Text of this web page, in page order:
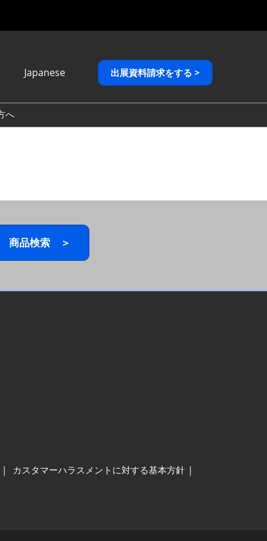
Japanese
體中文
出展資料請求をする >
へ
商品検索 ＞
カスタマーハラスメントに対する基本方針